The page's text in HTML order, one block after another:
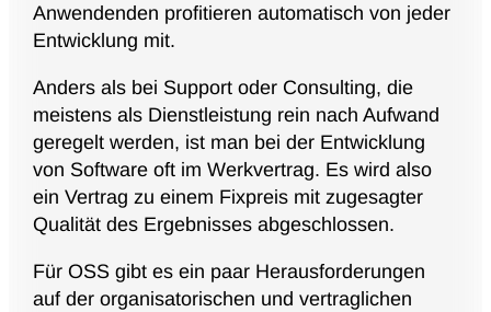
Anwendenden profitieren automatisch von jeder
Entwicklung mit.
Anders als bei Support oder Consulting, die
meistens als Dienstleistung rein nach Aufwand
geregelt werden, ist man bei der Entwicklung
von Software oft im Werkvertrag. Es wird also
ein Vertrag zu einem Fixpreis mit zugesagter
Qualität des Ergebnisses abgeschlossen.
Für OSS gibt es ein paar Herausforderungen
auf der organisatorischen und vertraglichen